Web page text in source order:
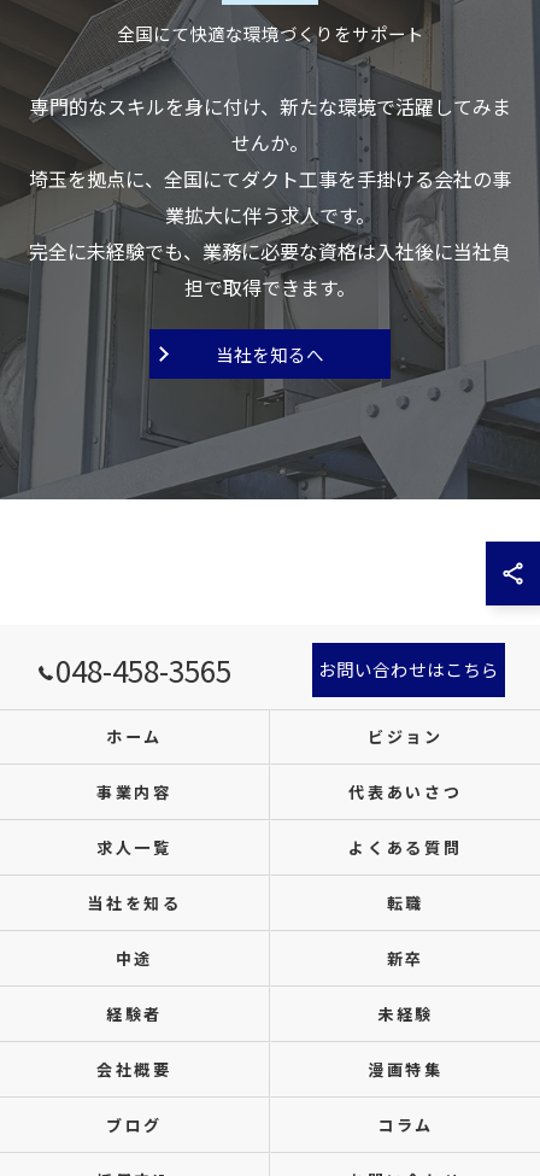
全国にて快適な環境づくりをサポート
専門的なスキルを身に付け、新たな環境で活躍してみま
せんか。
埼玉を拠点に、全国にてダクト工事を手掛ける会社の事
業拡大に伴う求人です。
完全に未経験でも、業務に必要な資格は入社後に当社負
担で取得できます。
当社を知るへ
048-458-3565 お問い合わせはこちら
ホーム ビジョン
事業内容 代表あいさつ
求人一覧 よくある質問
当社を知る 転職
中途 新卒
経験者 未経験
会社概要 漫画特集
ブログ コラム